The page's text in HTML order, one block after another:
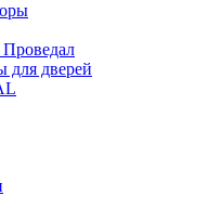
для дверей